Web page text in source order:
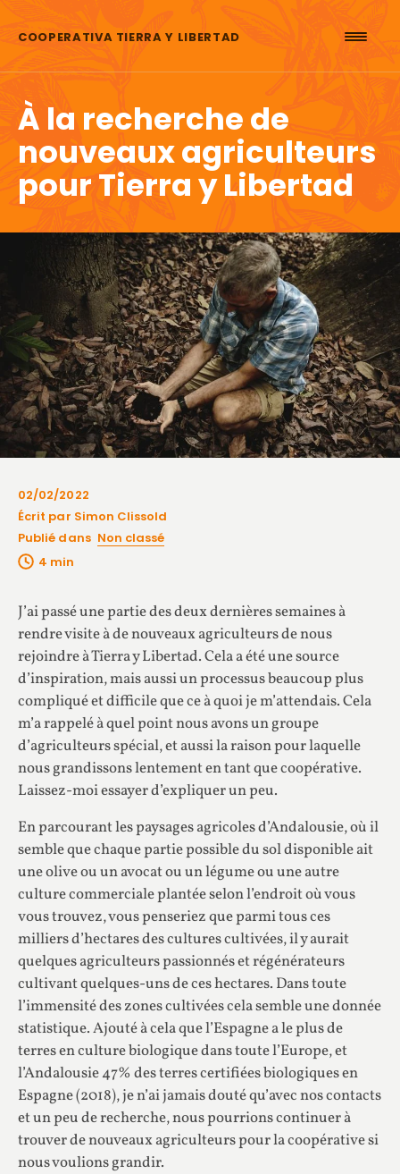
COOPERATIVA TIERRA Y LIBERTAD
À la recherche de
nouveaux agriculteurs
pour Tierra y Libertad
02/02/2022
Écrit par Simon Clissold
Publié dans Non classé
J’ai passé une partie des deux dernières semaines à
rendre visite à de nouveaux agriculteurs de nous
rejoindre à Tierra y Libertad. Cela a été une source
d’inspiration, mais aussi un processus beaucoup plus
compliqué et difficile que ce à quoi je m’attendais. Cela
m’a rappelé à quel point nous avons un groupe
d’agriculteurs spécial, et aussi la raison pour laquelle
nous grandissons lentement en tant que coopérative.
Laissez-moi essayer d’expliquer un peu.
En parcourant les paysages agricoles d’Andalousie, où il
semble que chaque partie possible du sol disponible ait
une olive ou un avocat ou un légume ou une autre
culture commerciale plantée selon l’endroit où vous
vous trouvez, vous penseriez que parmi tous ces
milliers d’hectares des cultures cultivées, il y aurait
quelques agriculteurs passionnés et régénérateurs
cultivant quelques-uns de ces hectares. Dans toute
l’immensité des zones cultivées cela semble une donnée
statistique. Ajouté à cela que l’Espagne a le plus de
terres en culture biologique dans toute l’Europe, et
l’Andalousie 47% des terres certifiées biologiques en
Espagne (2018), je n’ai jamais douté qu’avec nos contacts
et un peu de recherche, nous pourrions continuer à
trouver de nouveaux agriculteurs pour la coopérative si
nous voulions grandir.